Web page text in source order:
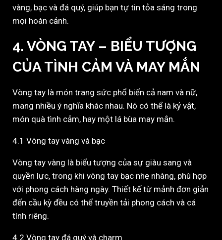
vàng, bạc và đá quý, giúp bạn tự tin tỏa sáng trong
mọi hoàn cảnh.
4. VÒNG TAY – BIỂU TƯỢNG
CỦA TÌNH CẢM VÀ MAY MẮN
Vòng tay là món trang sức phổ biến cả nam và nữ,
mang nhiều ý nghĩa khác nhau. Nó có thể là kỷ vật,
món quà tình cảm, hay một lá bùa may mắn.
4.1 Vòng tay vàng và bạc
Vòng tay vàng là biểu tượng của sự giàu sang và
quyền lực, trong khi vòng tay bạc nhẹ nhàng, phù hợp
với phong cách hàng ngày. Thiết kế từ mảnh đơn giản
đến cầu kỳ đều có thể truyền tải phong cách và cá
tính riêng.
4.2 Vòng tay đá quý và charm